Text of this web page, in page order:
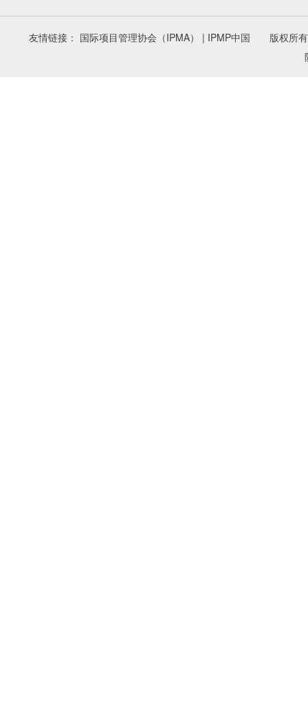
友情链接： 国际项目管理协会（IPMA） | IPMP中国 版权所